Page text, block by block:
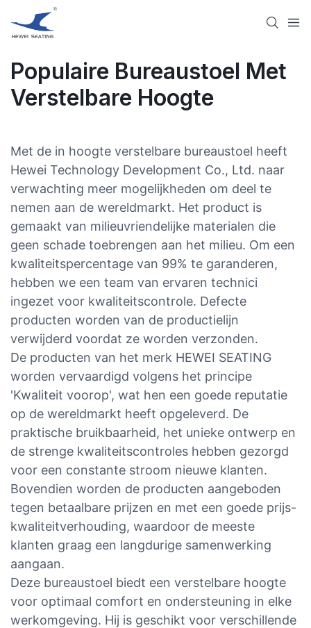
Populaire Bureaustoel Met
Verstelbare Hoogte
Met de in hoogte verstelbare bureaustoel heeft
Hewei Technology Development Co., Ltd. naar
verwachting meer mogelijkheden om deel te
nemen aan de wereldmarkt. Het product is
gemaakt van milieuvriendelijke materialen die
geen schade toebrengen aan het milieu. Om een ​​
kwaliteitspercentage van 99% te garanderen,
hebben we een team van ervaren technici
ingezet voor kwaliteitscontrole. Defecte
producten worden van de productielijn
verwijderd voordat ze worden verzonden.
De producten van het merk HEWEI SEATING
worden vervaardigd volgens het principe
'Kwaliteit voorop', wat hen een goede reputatie
op de wereldmarkt heeft opgeleverd. De
praktische bruikbaarheid, het unieke ontwerp en
de strenge kwaliteitscontroles hebben gezorgd
voor een constante stroom nieuwe klanten.
Bovendien worden de producten aangeboden
tegen betaalbare prijzen en met een goede prijs-
kwaliteitverhouding, waardoor de meeste
klanten graag een langdurige samenwerking
aangaan.
Deze bureaustoel biedt een verstelbare hoogte
voor optimaal comfort en ondersteuning in elke
werkomgeving. Hij is geschikt voor verschillende